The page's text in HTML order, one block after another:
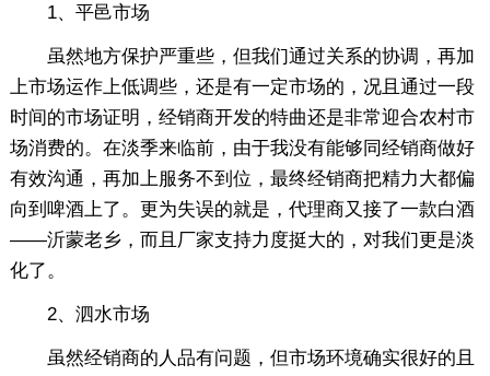
1、平邑市场
虽然地方保护严重些，但我们通过关系的协调，再加
上市场运作上低调些，还是有一定市场的，况且通过一段
时间的市场证明，经销商开发的特曲还是非常迎合农村市
场消费的。在淡季来临前，由于我没有能够同经销商做好
有效沟通，再加上服务不到位，最终经销商把精力大都偏
向到啤酒上了。更为失误的就是，代理商又接了一款白酒
——沂蒙老乡，而且厂家支持力度挺大的，对我们更是淡
化了。
2、泗水市场
虽然经销商的人品有问题，但市场环境确实很好的且